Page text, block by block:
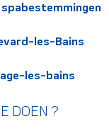
spabestemmingen
les-Bains
les-bains
DOEN ?